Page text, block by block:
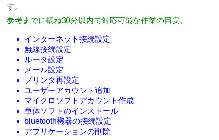
す。
参考までに概ね30分以内で対応可能な作業の目安。
インターネット接続設定
無線接続設定
ルータ設定
メール設定
プリンタ再設定
ユーザーアカウント追加
マイクロソフトアカウント作成
単体ソフトのインストール
bluetooth機器の接続設定
アプリケーションの削除